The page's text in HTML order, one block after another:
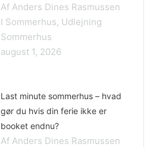
Af Anders Dines Rasmussen
I Sommerhus, Udlejning
Sommerhus
august 1, 2026
Last minute sommerhus – hvad
gør du hvis din ferie ikke er
booket endnu?
Af Anders Dines Rasmussen